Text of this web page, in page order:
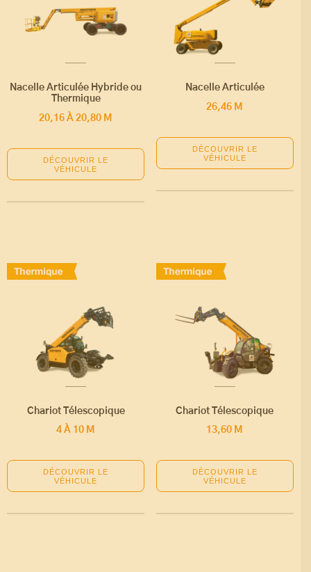
Nacelle Articulée Hybride ou
Thermique
20,16 À 20,80 M
Nacelle Articulée
26,46 M
Chariot Télescopique
4 À 10 M
Chariot Télescopique
13,60 M